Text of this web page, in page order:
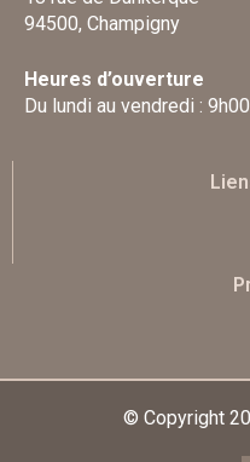
94500, Champigny
Heures d’ouverture
Du lundi au vendredi :
© Copyright